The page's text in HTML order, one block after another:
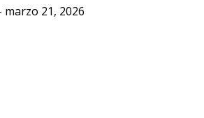
marzo 21, 2026